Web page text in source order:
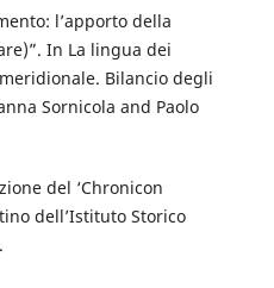
l’apporto della
In La lingua dei
Bilancio degli
Sornicola and Paolo
del ‘Chronicon
dell’Istituto Storico